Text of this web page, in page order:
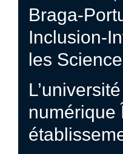
Braga-
Inclusion-
les
numérique